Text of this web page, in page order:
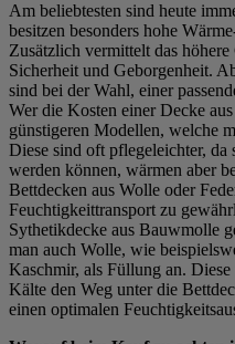
Am beliebtesten sind heute
besitzen besonders hohe
Zusätzlich vermittelt das
Sicherheit und Geborgenheit.
sind bei der Wahl, einer
Wer die Kosten einer Decke
günstigeren Modellen, welche
Diese sind oft pflegeleichter, da
werden können, wärmen aber
Bettdecken aus Wolle oder
Feuchtigkeittransport zu
Sythetikdecke aus Bauwmolle
man auch Wolle, wie
Kaschmir, als Füllung an.
Kälte den Weg unter die
einen optimalen